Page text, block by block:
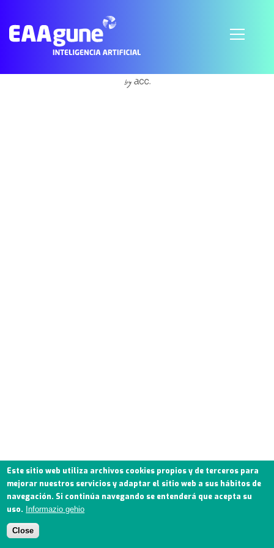
© 2021 EAAgune.Aviso legal Política de privacidad
Este sitio web utiliza archivos cookies propios y de terceros para
mejorar nuestros servicios y adaptar el sitio web a sus hábitos de
navegación. Si continúa navegando se entenderá que acepta su
uso. Informazio gehio
Close